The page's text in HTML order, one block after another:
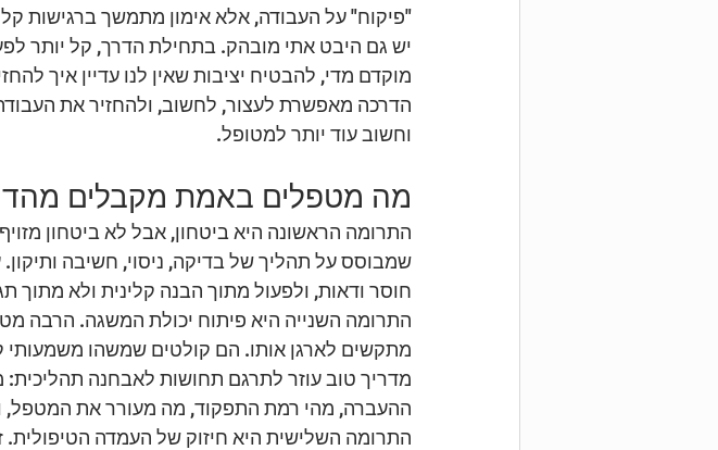
"פיקוח" על העבודה, אלא אימון מתמשך ברגישות
יש גם היבט אתי מובהק. בתחילת הדרך, קל יותר
מוקדם מדי, להבטיח יציבות שאין לנו עדיין איך
הדרכה מאפשרת לעצור, לחשוב, ולהחזיר את
וחשוב עוד יותר למטופל.
מה מטפלים באמת מקבלים
התרומה הראשונה היא ביטחון, אבל לא ביטחון
שמבוסס על תהליך של בדיקה, ניסוי, חשיבה
חוסר ודאות, ולפעול מתוך הבנה קלינית ולא מתוך
התרומה השנייה היא פיתוח יכולת המשגה. הרבה
מתקשים לארגן אותו. הם קולטים שמשהו משמעותי
מדריך טוב עוזר לתרגם תחושות לאבחנה
ההעברה, מהי רמת התפקוד, מה מעורר את המטפל,
התרומה השלישית היא חיזוק של העמדה הטיפולית.